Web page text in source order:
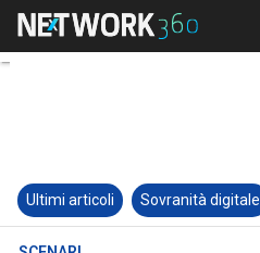
Ultimi articoli Sovranità digitale